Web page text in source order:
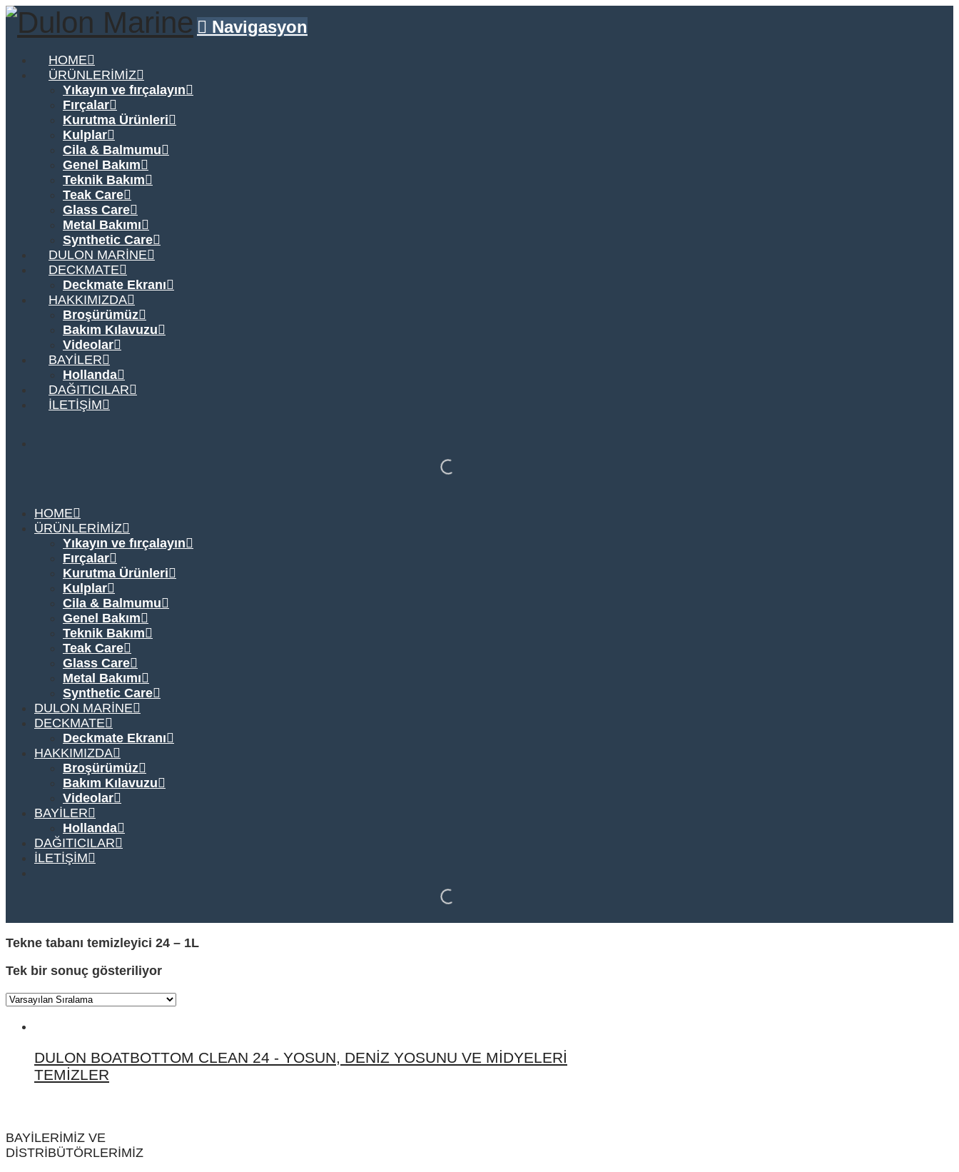
Navigasyon
HOME
ÜRÜNLERIMIZ
Yıkayın ve fırçalayın
Fırçalar
Kurutma Ürünleri
Kulplar
Cila & Balmumu
Genel Bakım
Teknik Bakım
Teak Care
Glass Care
Metal Bakımı
Synthetic Care
DULON MARINE
DECKMATE
Deckmate Ekranı
HAKKIMIZDA
Broşürümüz
Bakım Kılavuzu
Videolar
BAYILER
Hollanda
DAĞITICILAR
İLETIŞIM
HOME
ÜRÜNLERIMIZ
Yıkayın ve fırçalayın
Fırçalar
Kurutma Ürünleri
Kulplar
Cila & Balmumu
Genel Bakım
Teknik Bakım
Teak Care
Glass Care
Metal Bakımı
Synthetic Care
DULON MARINE
DECKMATE
Deckmate Ekranı
HAKKIMIZDA
Broşürümüz
Bakım Kılavuzu
Videolar
BAYILER
Hollanda
DAĞITICILAR
İLETIŞIM
Tekne tabanı temizleyici 24 – 1L
Tek bir sonuç gösteriliyor
DULON BOATBOTTOM CLEAN 24 - YOSUN, DENIZ YOSUNU VE MIDYELERI
TEMIZLER
BAYILERIMIZ VE
DISTRIBÜTÖRLERIMIZ